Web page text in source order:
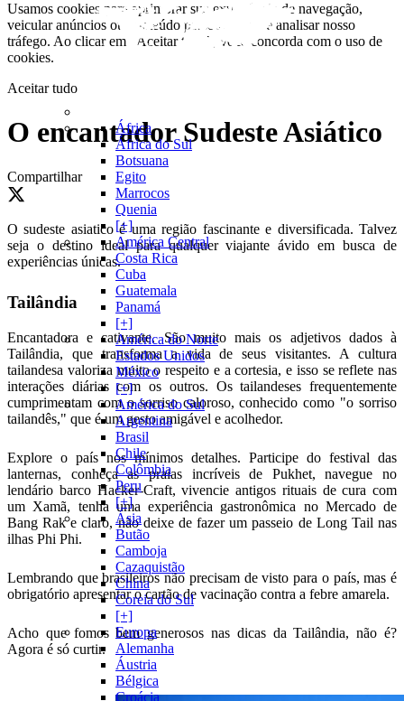
África
África do Sul
Botsuana
Egito
Marrocos
Quenia
[+]
América Central
Costa Rica
Cuba
Guatemala
Panamá
[+]
América do Norte
Estados Unidos
México
[+]
América do Sul
Argentina
Brasil
Chile
Colômbia
Peru
[+]
Ásia
Butão
Camboja
Cazaquistão
China
Coreia do Sul
[+]
Europa
Alemanha
Áustria
Bélgica
Croácia
Usamos cookies para aprimorar sua experiência de navegação,
veicular anúncios ou conteúdo personalizado e analisar nosso
tráfego. Ao clicar em "Aceitar tudo", você concorda com o uso de
cookies.
Aceitar tudo
O encantador Sudeste Asiático
Compartilhar
O sudeste asiatico é uma região fascinante e diversificada. Talvez
seja o destino ideal para qualquer viajante ávido em busca de
experiências únicas.
Tailândia
Encantadora e cativante. São muito mais os adjetivos dados à
Tailândia, que transforma a vida de seus visitantes. A cultura
tailandesa valoriza muito o respeito e a cortesia, e isso se reflete nas
interações diárias com os outros. Os tailandeses frequentemente
cumprimentam com o sorriso caloroso, conhecido como "o sorriso
tailandês," que é um gesto amigável e acolhedor.
Explore o país nos mínimos detalhes. Participe do festival das
lanternas, conheça as praias incríveis de Pukhet, navegue no
lendário barco Hacker-Craft, vivencie antigos rituais de cura com
um Xamã, tenha uma experiência gastronômica no Mercado de
Bang Rak e claro, não deixe de fazer um passeio de Long Tail nas
ilhas Phi Phi.
Lembrando que brasileiros não precisam de visto para o país, mas é
obrigatório apresentar o cartão de vacinação contra a febre amarela.
Acho que fomos bem generosos nas dicas da Tailândia, não é?
Agora é só curtir.